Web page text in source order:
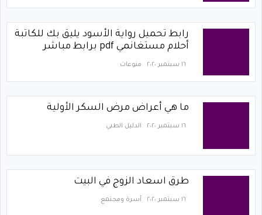
رابط تحميل رواية الأسود يليق بك للكاتبة
أحلام مستغانمي pdf برابط مباشر
١٦ سبتمبر ٢٠٢٠ منوعات
ما هي أعراض مرض السكر الأولية
١٦ سبتمبر ٢٠٢٠ الدليل الطبي
طرق اسعاد الزوج في البيت
١٦ سبتمبر ٢٠٢٠ أسرة ومجتمع